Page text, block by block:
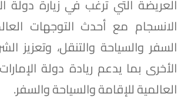
العريضة التي ترغب في زيارة دولة
الانسجام مع أحدث التوجهات
السفر والسياحة والتنقل، وتعزيز
الأخرى بما يدعم ريادة دولة
العالمية للإقامة والسياحة والسفر.